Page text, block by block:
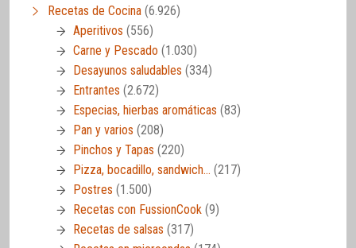
Recetas de Cocina (6.926)
Aperitivos (556)
Carne y Pescado (1.030)
Desayunos saludables (334)
Entrantes (2.672)
Especias, hierbas aromáticas (83)
Pan y varios (208)
Pinchos y Tapas (220)
Pizza, bocadillo, sandwich… (217)
Postres (1.500)
Recetas con FussionCook (9)
Recetas de salsas (317)